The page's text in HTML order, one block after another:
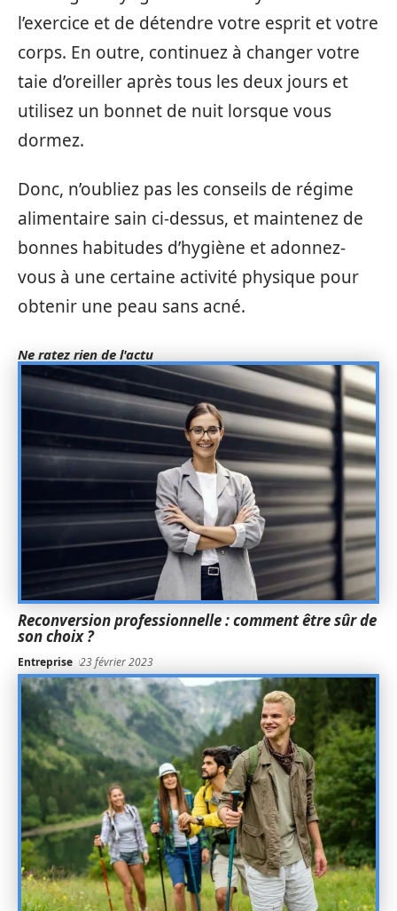
l’exercice et de détendre votre esprit et votre
corps. En outre, continuez à changer votre
taie d’oreiller après tous les deux jours et
utilisez un bonnet de nuit lorsque vous
dormez.
Donc, n’oubliez pas les conseils de régime
alimentaire sain ci-dessus, et maintenez de
bonnes habitudes d’hygiène et adonnez-
vous à une certaine activité physique pour
obtenir une peau sans acné.
Ne ratez rien de l'actu
Reconversion professionnelle : comment être sûr de
son choix ?
Entreprise 23 février 2023